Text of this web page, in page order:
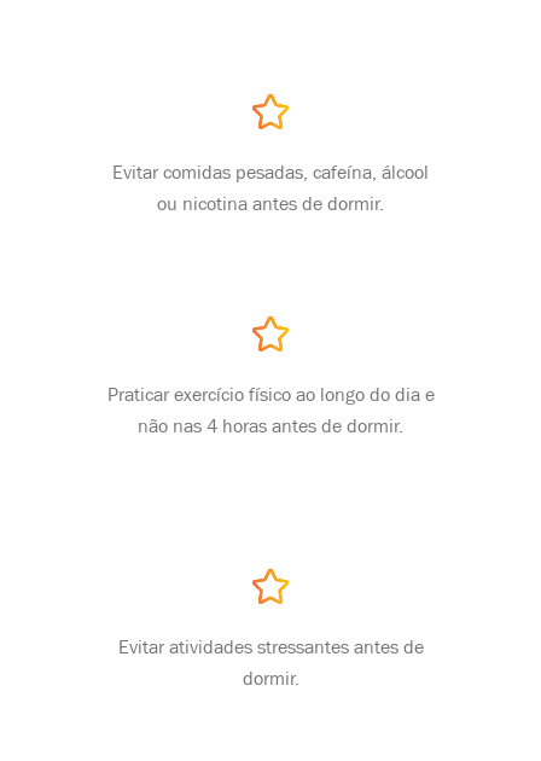
Evitar comidas pesadas, cafeína, álcool
ou nicotina antes de dormir.
Praticar exercício físico ao longo do dia e
não nas 4 horas antes de dormir.
Evitar atividades stressantes antes de
dormir.